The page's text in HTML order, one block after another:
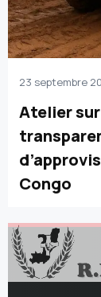
23 septembre
Atelier
Congo